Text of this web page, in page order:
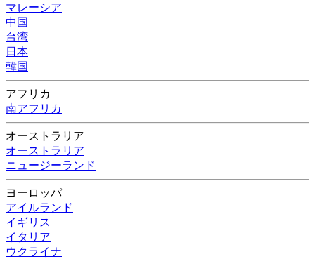
マレーシア
中国
台湾
日本
韓国
アフリカ
南アフリカ
オーストラリア
オーストラリア
ニュージーランド
ヨーロッパ
アイルランド
イギリス
イタリア
ウクライナ